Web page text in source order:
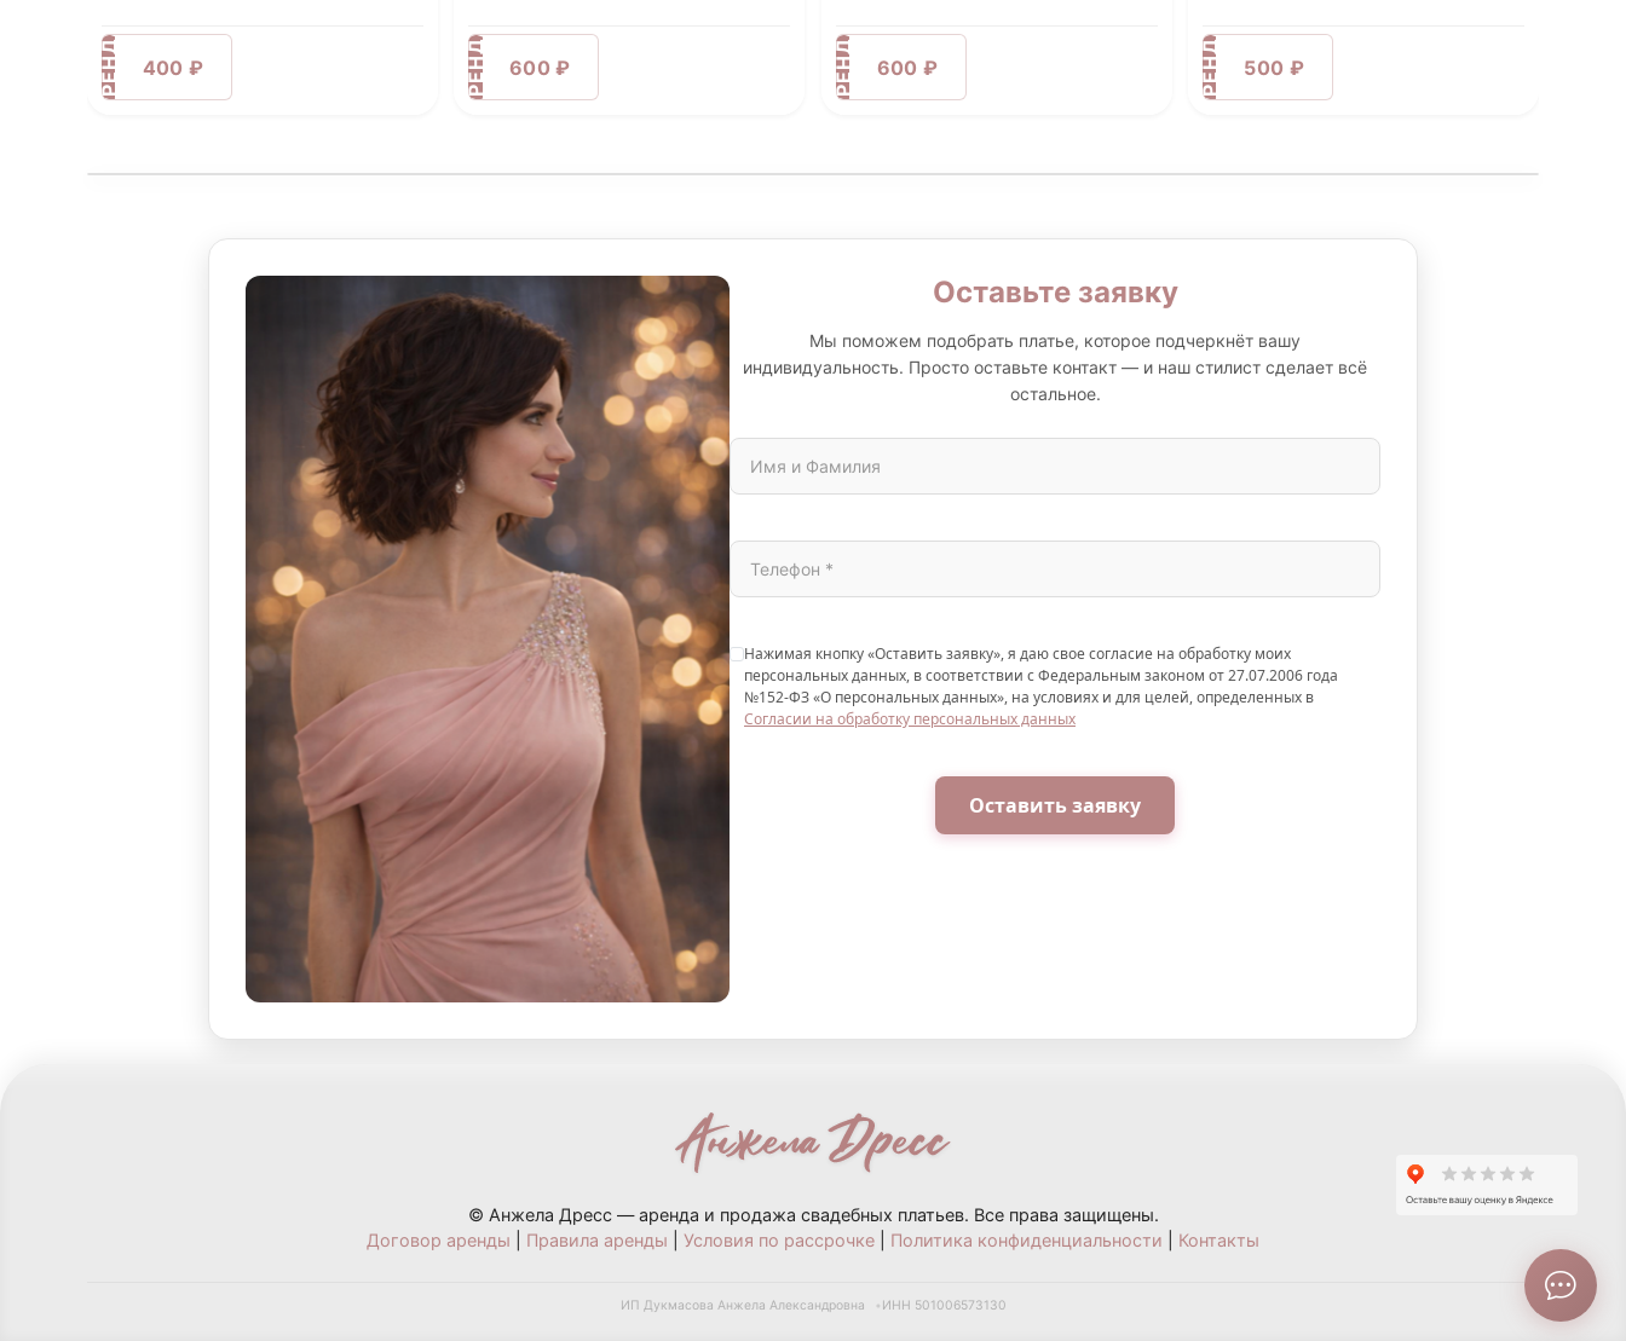
АРЕНДА 400 ₽ АРЕНДА 600 ₽ АРЕНДА 600 ₽ АРЕНДА 500 ₽
Оставьте заявку
Мы поможем подобрать платье, которое подчеркнёт вашу
индивидуальность. Просто оставьте контакт — и наш стилист сделает всё
остальное.
Нажимая кнопку «Оставить заявку», я даю свое согласие на обработку моих
персональных данных, в соответствии с Федеральным законом от 27.07.2006 года
№152-ФЗ «О персональных данных», на условиях и для целей, определенных в
Согласии на обработку персональных данных
Оставить заявку
© Анжела Дресс — аренда и продажа свадебных платьев. Все права защищены.
Договор аренды
Правила аренды Условия по рассрочке Политика конфиденциальности Контакты
ИП Дукмасова Анжела Александровна ИНН 501006573130